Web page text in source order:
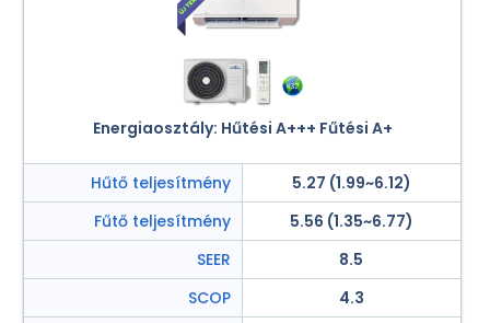
Energiaosztály: Hűtési A+++ Fűtési A+
Hűtő teljesítmény
Fűtő teljesítmény
SEER
SCOP
5.27 (1.99~6.12)
5.56 (1.35~6.77)
8.5
4.3